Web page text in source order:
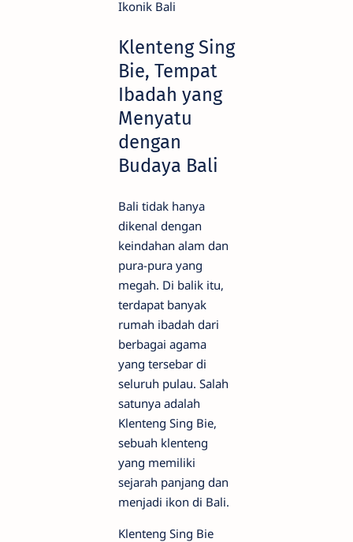
Klenteng Sing
Bie, Tempat
Ibadah yang
Menyatu
dengan
Budaya Bali
Bali tidak hanya
dikenal dengan
keindahan alam dan
pura-pura yang
megah. Di balik itu,
terdapat banyak
rumah ibadah dari
berbagai agama
yang tersebar di
seluruh pulau. Salah
satunya adalah
Klenteng Sing Bie,
sebuah klenteng
yang memiliki
sejarah panjang dan
menjadi ikon di Bali.
Klenteng Sing Bie